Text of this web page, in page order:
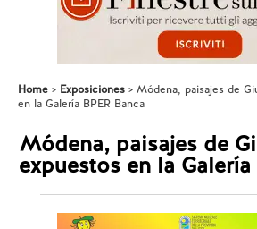
Home Exposiciones
Módena, paisajes de
en la Galería BPER Banca
Módena, paisajes de
expuestos en la Galería